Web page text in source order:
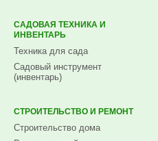
САДОВАЯ ТЕХНИКА И
ИНВЕНТАРЬ
Техника для сада
Садовый инструмент
(инвентарь)
СТРОИТЕЛЬСТВО И РЕМОНТ
Строительство дома